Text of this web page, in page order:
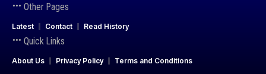
Other Pages
Latest Contact Read History
Quick Links
About Us Privacy Policy Terms and Conditions